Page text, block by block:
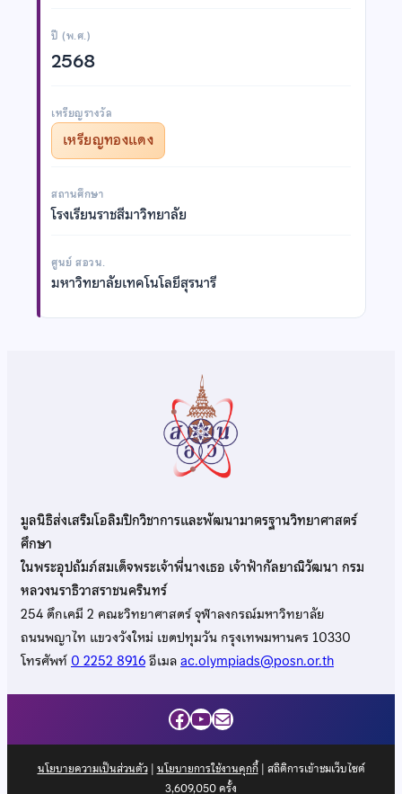
ปี (พ.ศ.)
2568
เหรียญรางวัล
เหรียญทองแดง
สถานศึกษา
โรงเรียนราชสีมาวิทยาลัย
ศูนย์ สอวน.
มหาวิทยาลัยเทคโนโลยีสุรนารี
มูลนิธิส่งเสริมโอลิมปิกวิชาการและพัฒนามาตรฐานวิทยาศาสตร์
ศึกษา
ในพระอุปถัมภ์สมเด็จพระเจ้าพี่นางเธอ เจ้าฟ้ากัลยาณิวัฒนา กรม
หลวงนราธิวาสราชนครินทร์
254 ตึกเคมี 2 คณะวิทยาศาสตร์ จุฬาลงกรณ์มหาวิทยาลัย
ถนนพญาไท แขวงวังใหม่ เขตปทุมวัน กรุงเทพมหานคร 10330
โทรศัพท์0 2252 8916อีเมลac.olympiads@posn.or.th
Facebook
YouTube
Mail
นโยบายความเป็นส่วนตัว| นโยบายการใช้งานคุกกี้| สถิติการเข้าชมเว็บไซต์
3,609,050ครั้ง